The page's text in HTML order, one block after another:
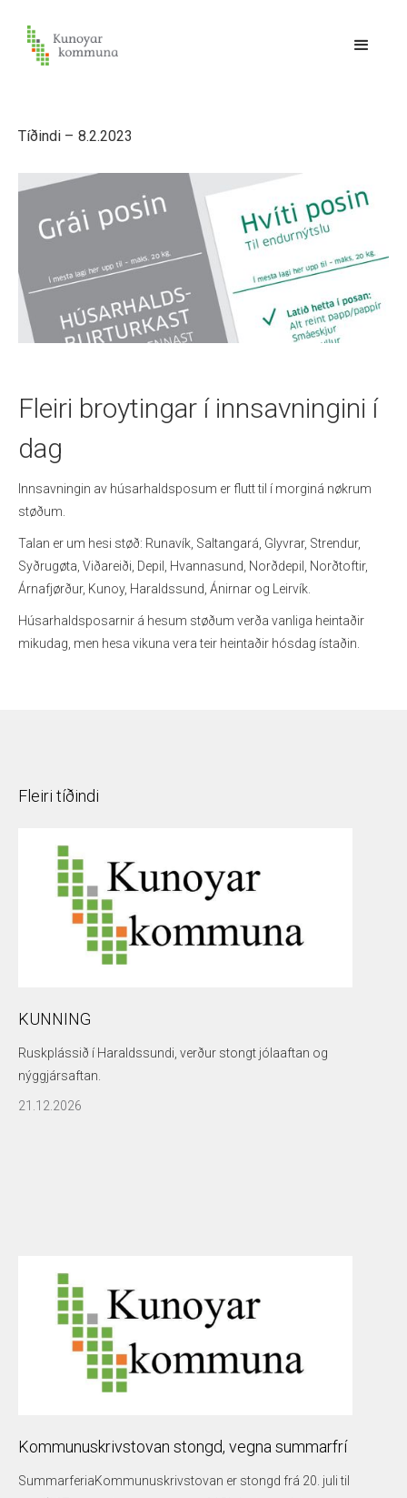
Tíðindi – 8.2.2023
Fleiri broytingar í innsavningini í
dag
Innsavningin av húsarhaldsposum er flutt til í morginá nøkrum
støðum.
Talan er um hesi støð: Runavík, Saltangará, Glyvrar, Strendur,
Syðrugøta, Viðareiði, Depil, Hvannasund, Norðdepil, Norðtoftir,
Árnafjørður, Kunoy, Haraldssund, Ánirnar og Leirvík.
Húsarhaldsposarnir á hesum støðum verða vanliga heintaðir
mikudag, men hesa vikuna vera teir heintaðir hósdag ístaðin.
Fleiri tíðindi
KUNNING
Ruskplássið í Haraldssundi, verður stongt jólaaftan og
nýggjársaftan.
21.12.2026
Kommunuskrivstovan stongd, vegna summarfrí
SummarferiaKommunuskrivstovan er stongd frá 20. juli til